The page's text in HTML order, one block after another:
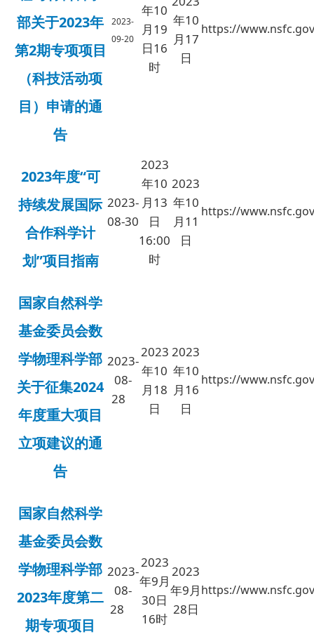
部关于2023年
第2期专项项目
（科技活动项
目）申请的通
告
2023-
09-20
年10
月19
日16
时
年10
月17
日
https://
2023年度“可
持续发展国际
合作科学计
划”项目指南
2023-
08-30
2023
年10
月13
日
16:00
时
2023
年10
月11
日
https://
国家自然科学
基金委员会数
学物理科学部
关于征集2024
年度重大项目
立项建议的通
告
2023-
08-
28
2023
年10
月18
日
2023
年10
月16
日
https://
国家自然科学
基金委员会数
学物理科学部
2023年度第二
期专项项目
2023-
08-
28
2023
年9月
30日
16时
2023
年9月
28日
https://